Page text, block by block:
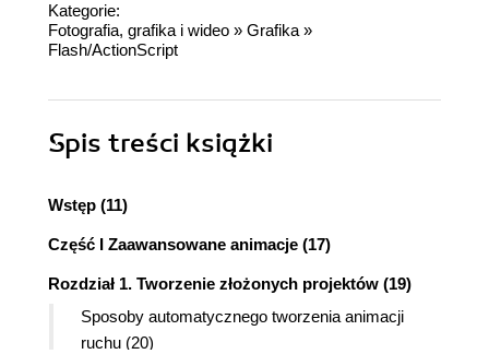
Kategorie:
Fotografia, grafika i wideo » Grafika»
Flash/ActionScript
Spis treści książki
Wstęp (11)
Część I Zaawansowane animacje (17)
Rozdział 1. Tworzenie złożonych projektów (19)
Sposoby automatycznego tworzenia animacji
ruchu (20)